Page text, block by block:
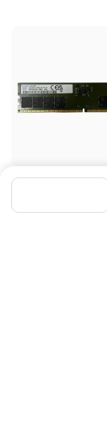
[삼성전자] 삼성 DDR5
406,000원